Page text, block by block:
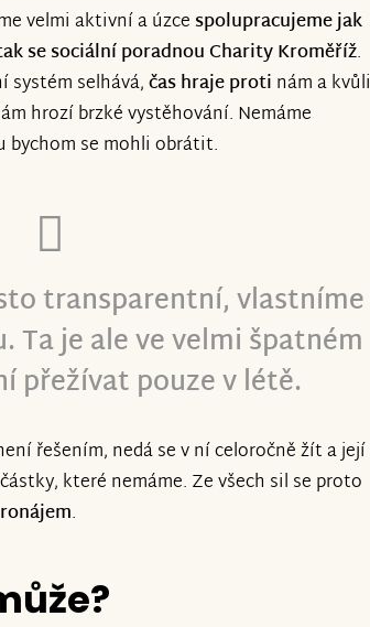
velmi aktivní a úzcespolupracujeme jak
se sociální poradnou Charity Kroměříž.
systém selhává,čas hraje proti nám a kvůli
hrozí brzké vystěhování. Nemáme
bychom se mohli obrátit.
transparentní, vlastníme
Ta je ale ve velmi špatném
přežívat pouze v létě.
řešením, nedá se v ní celoročně žít a její
které nemáme. Ze všech sil se proto
.